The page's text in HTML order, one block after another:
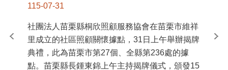
115-07-31
社團法人苗栗縣桐欣照顧服務協會在苗栗市維祥
里成立的社區照顧關懷據點，31日上午舉辦揭牌
典禮，此為苗栗市第27個、全縣第236處的據
點。苗栗縣長鍾東錦上午主持揭牌儀式，頒發15
苗